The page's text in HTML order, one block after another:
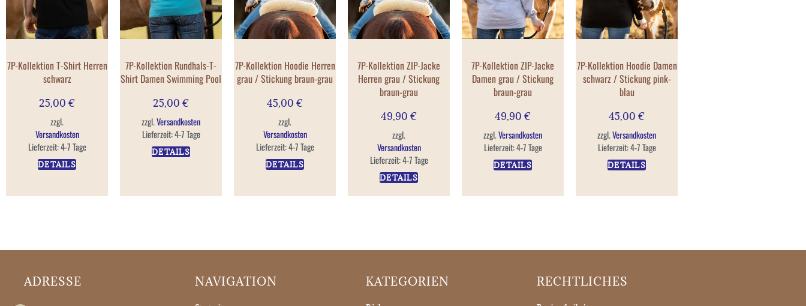
7P-Kollektion T-Shirt Herren
schwarz
25,00 €
zzgl.
Versandkosten
Lieferzeit:4-7 Tage
DETAILS
7P-Kollektion Rundhals-T-
Shirt Damen Swimming Pool
25,00 €
zzgl.Versandkosten
Lieferzeit:4-7 Tage
DETAILS
7P-Kollektion Hoodie Herren
grau / Stickung braun-grau
45,00 €
zzgl.
Versandkosten
Lieferzeit:4-7 Tage
DETAILS
7P-Kollektion ZIP-Jacke
Herren grau / Stickung
braun-grau
49,90 €
zzgl.
Versandkosten
Lieferzeit:4-7 Tage
DETAILS
7P-Kollektion ZIP-Jacke
Damen grau / Stickung
braun-grau
49,90 €
zzgl.Versandkosten
Lieferzeit:4-7 Tage
DETAILS
7P-Kollektion Hoodie Damen
schwarz / Stickung pink-
blau
45,00 €
zzgl.Versandkosten
Lieferzeit:4-7 Tage
DETAILS
ADRESSE NAVIGATION KATEGORIEN RECHTLICHES